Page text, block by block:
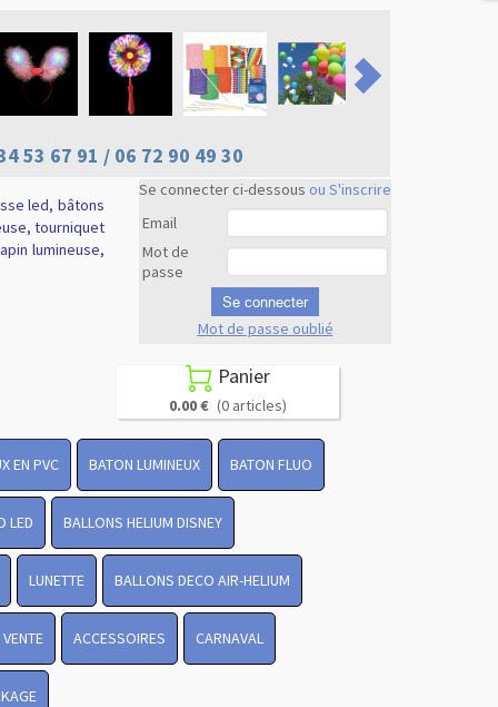
53 67 91 / 06 72 90 49 30
Se connecter ci-dessous ou S'inscrire
Email
Mot de
passe
Se connecter
Mot de passe oublié
led, bâtons
tourniquet
lumineuse,
 Panier
0.00 € (0 articles)
EN PVC BATON LUMINEUX BATON FLUO
LED BALLONS HELIUM DISNEY
LUNETTE BALLONS DECO AIR-HELIUM
ACCESSOIRES CARNAVAL